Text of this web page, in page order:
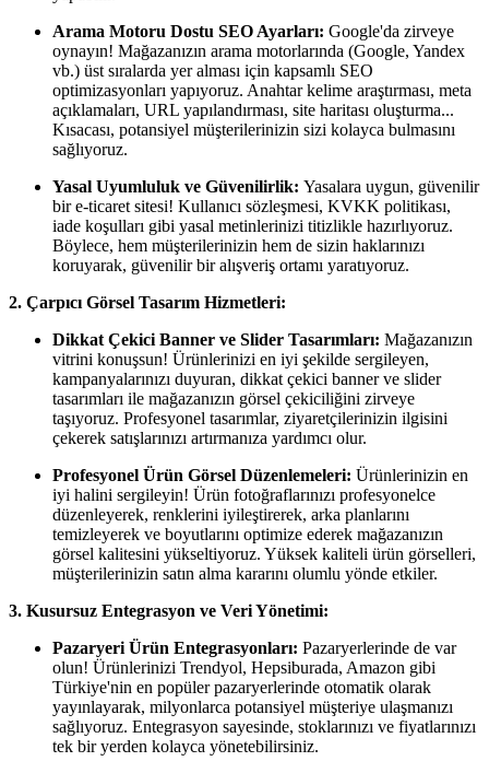
Arama Motoru Dostu SEO Ayarları: Google'da zirveye
oynayın! Mağazanızın arama motorlarında (Google, Yandex
vb.) üst sıralarda yer alması için kapsamlı SEO
optimizasyonları yapıyoruz. Anahtar kelime araştırması, meta
açıklamaları, URL yapılandırması, site haritası oluşturma...
Kısacası, potansiyel müşterilerinizin sizi kolayca bulmasını
sağlıyoruz.
Yasal Uyumluluk ve Güvenilirlik: Yasalara uygun, güvenilir
bir e-ticaret sitesi! Kullanıcı sözleşmesi, KVKK politikası,
iade koşulları gibi yasal metinlerinizi titizlikle hazırlıyoruz.
Böylece, hem müşterilerinizin hem de sizin haklarınızı
koruyarak, güvenilir bir alışveriş ortamı yaratıyoruz.
2. Çarpıcı Görsel Tasarım Hizmetleri:
Dikkat Çekici Banner ve Slider Tasarımları: Mağazanızın
vitrini konuşsun! Ürünlerinizi en iyi şekilde sergileyen,
kampanyalarınızı duyuran, dikkat çekici banner ve slider
tasarımları ile mağazanızın görsel çekiciliğini zirveye
taşıyoruz. Profesyonel tasarımlar, ziyaretçilerinizin ilgisini
çekerek satışlarınızı artırmanıza yardımcı olur.
Profesyonel Ürün Görsel Düzenlemeleri: Ürünlerinizin en
iyi halini sergileyin! Ürün fotoğraflarınızı profesyonelce
düzenleyerek, renklerini iyileştirerek, arka planlarını
temizleyerek ve boyutlarını optimize ederek mağazanızın
görsel kalitesini yükseltiyoruz. Yüksek kaliteli ürün görselleri,
müşterilerinizin satın alma kararını olumlu yönde etkiler.
3. Kusursuz Entegrasyon ve Veri Yönetimi:
Pazaryeri Ürün Entegrasyonları: Pazaryerlerinde de var
olun! Ürünlerinizi Trendyol, Hepsiburada, Amazon gibi
Türkiye'nin en popüler pazaryerlerinde otomatik olarak
yayınlayarak, milyonlarca potansiyel müşteriye ulaşmanızı
sağlıyoruz. Entegrasyon sayesinde, stoklarınızı ve fiyatlarınızı
tek bir yerden kolayca yönetebilirsiniz.